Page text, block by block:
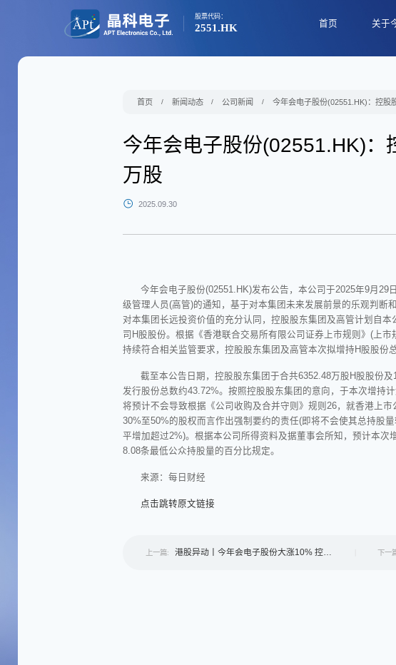
股票代码：
2551.HK 首页 关于
关怀
规模化
首页 / 新闻动态 / 公司新闻 / 今年会电子股份(02551.HK)：控股
今年会电子股份(02551.HK)：
万股
2025.09.30
今年会电子股份(02551.HK)发布公告，本公司于2025年9月29
级管理人员(高管)的通知，基于对本集团未来发展前景的乐观判断
对本集团长远投资价值的充分认同，控股股东集团及高管计划自
司H股股份。根据《香港联合交易所有限公司证券上市规则》(上
持续符合相关监管要求，控股股东集团及高管本次拟增持H股股份
截至本公告日期，控股股东集团于合共6352.48万股H股股份
发行股份总数约43.72%。按照控股股东集团的意向，于本次增持
将预计不会导致根据《公司收购及合并守则》规则26，就香港上
30%至50%的股权而言作出强制要约的责任(即将不会使其总持股
平增加超过2%)。根据本公司所得资料及据董事会所知，预计本次
8.08条最低公众持股量的百分比规定。
来源：每日财经
点击跳转原文链接
上一篇:
港股异动丨今年会电子股份大涨10% 控股
下一